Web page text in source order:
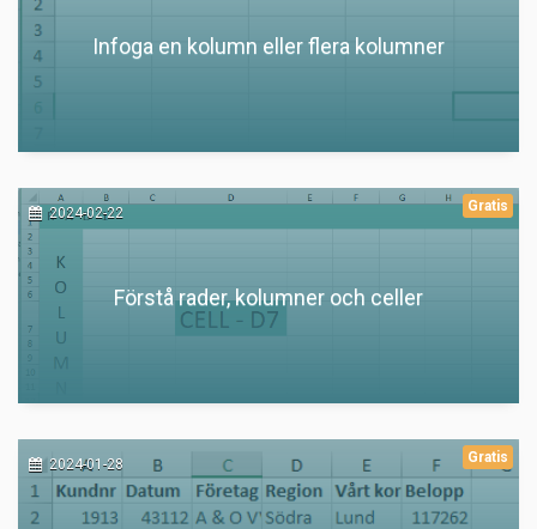
Infoga en kolumn eller flera kolumner
Gratis
2024-02-22
Förstå rader, kolumner och celler
Gratis
2024-01-28